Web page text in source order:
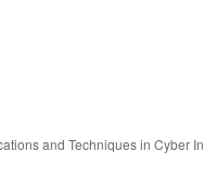
and Techniques in Cyber